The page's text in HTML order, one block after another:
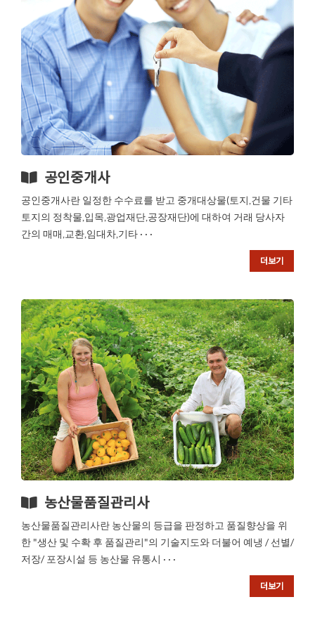
공인중개사
공인중개사란 일정한 수수료를 받고 중개대상물(토지,건물 기타
토지의 정착물,입목,광업재단,공장재단)에 대하여 거래 당사자
간의 매매,교환,임대차,기타 · · ·
더보기
농산물품질관리사
농산물품질관리사란 농산물의 등급을 판정하고 품질향상을 위
한 "생산 및 수확 후 품질관리"의 기술지도와 더불어 예냉 / 선별/
저장/ 포장시설 등 농산물 유통시 · · ·
더보기